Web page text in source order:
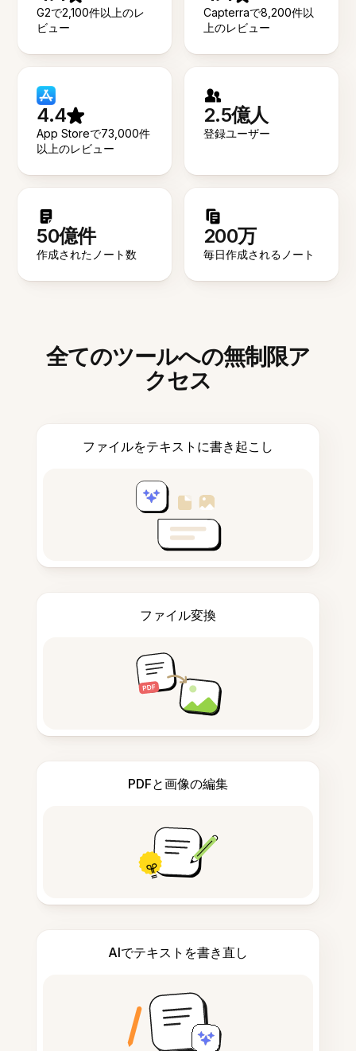
G2で2,100件以上のレ
ビュー
Capterraで8,200件以
上のレビュー
4.4
App Storeで73,000件
以上のレビュー
2.5億人
登録ユーザー
50億件
作成されたノート数
200万
毎日作成されるノート
全てのツールへの無制限ア
クセス
ファイルをテキストに書き起こし
ファイル変換
PDFと画像の編集
AIでテキストを書き直し